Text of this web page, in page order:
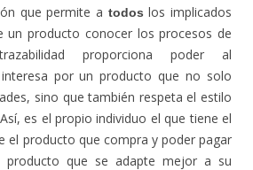
que permite a todos los implicados
un producto conocer los procesos de
proporciona poder al
por un producto que no solo
sino que también respeta el estilo
es el propio individuo el que tiene el
el producto que compra y poder pagar
producto que se adapte mejor a su